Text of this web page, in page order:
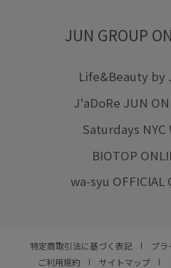
JUN GROUP
Life&Beauty by
J'aDoRe JUN
Saturdays NYC
BIOTOP
wa-syu OFFICIAL
特定商取引法に基づく表記 プラ
ご利用規約
サイトマップ